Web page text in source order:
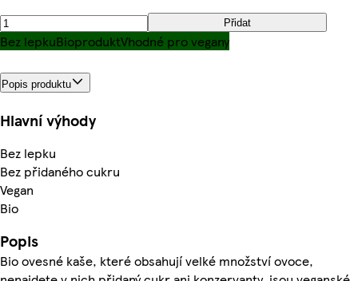
Přidat
Bez lepkuBioproduktVhodné pro vegany
Popis produktu
Hlavní výhody
Bez lepku
Bez přidaného cukru
Vegan
Bio
Popis
Bio ovesné kaše, které obsahují velké množství ovoce,